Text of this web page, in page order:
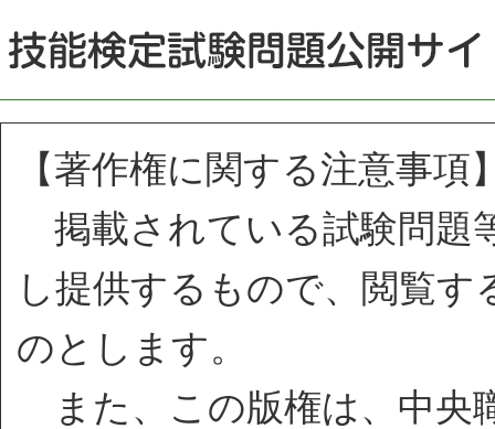
【著作権に関する注意事項
掲載されている試験問題
し提供するもので、閲覧
のとします。
また、この版権は、中央